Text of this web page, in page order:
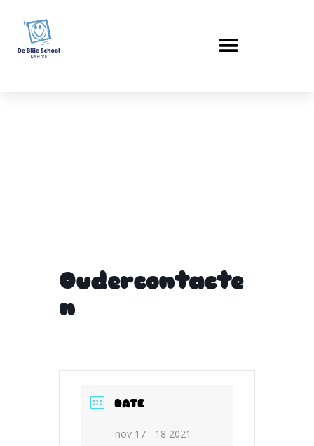
Oudercontacte
n
DATE
nov 17 - 18 2021